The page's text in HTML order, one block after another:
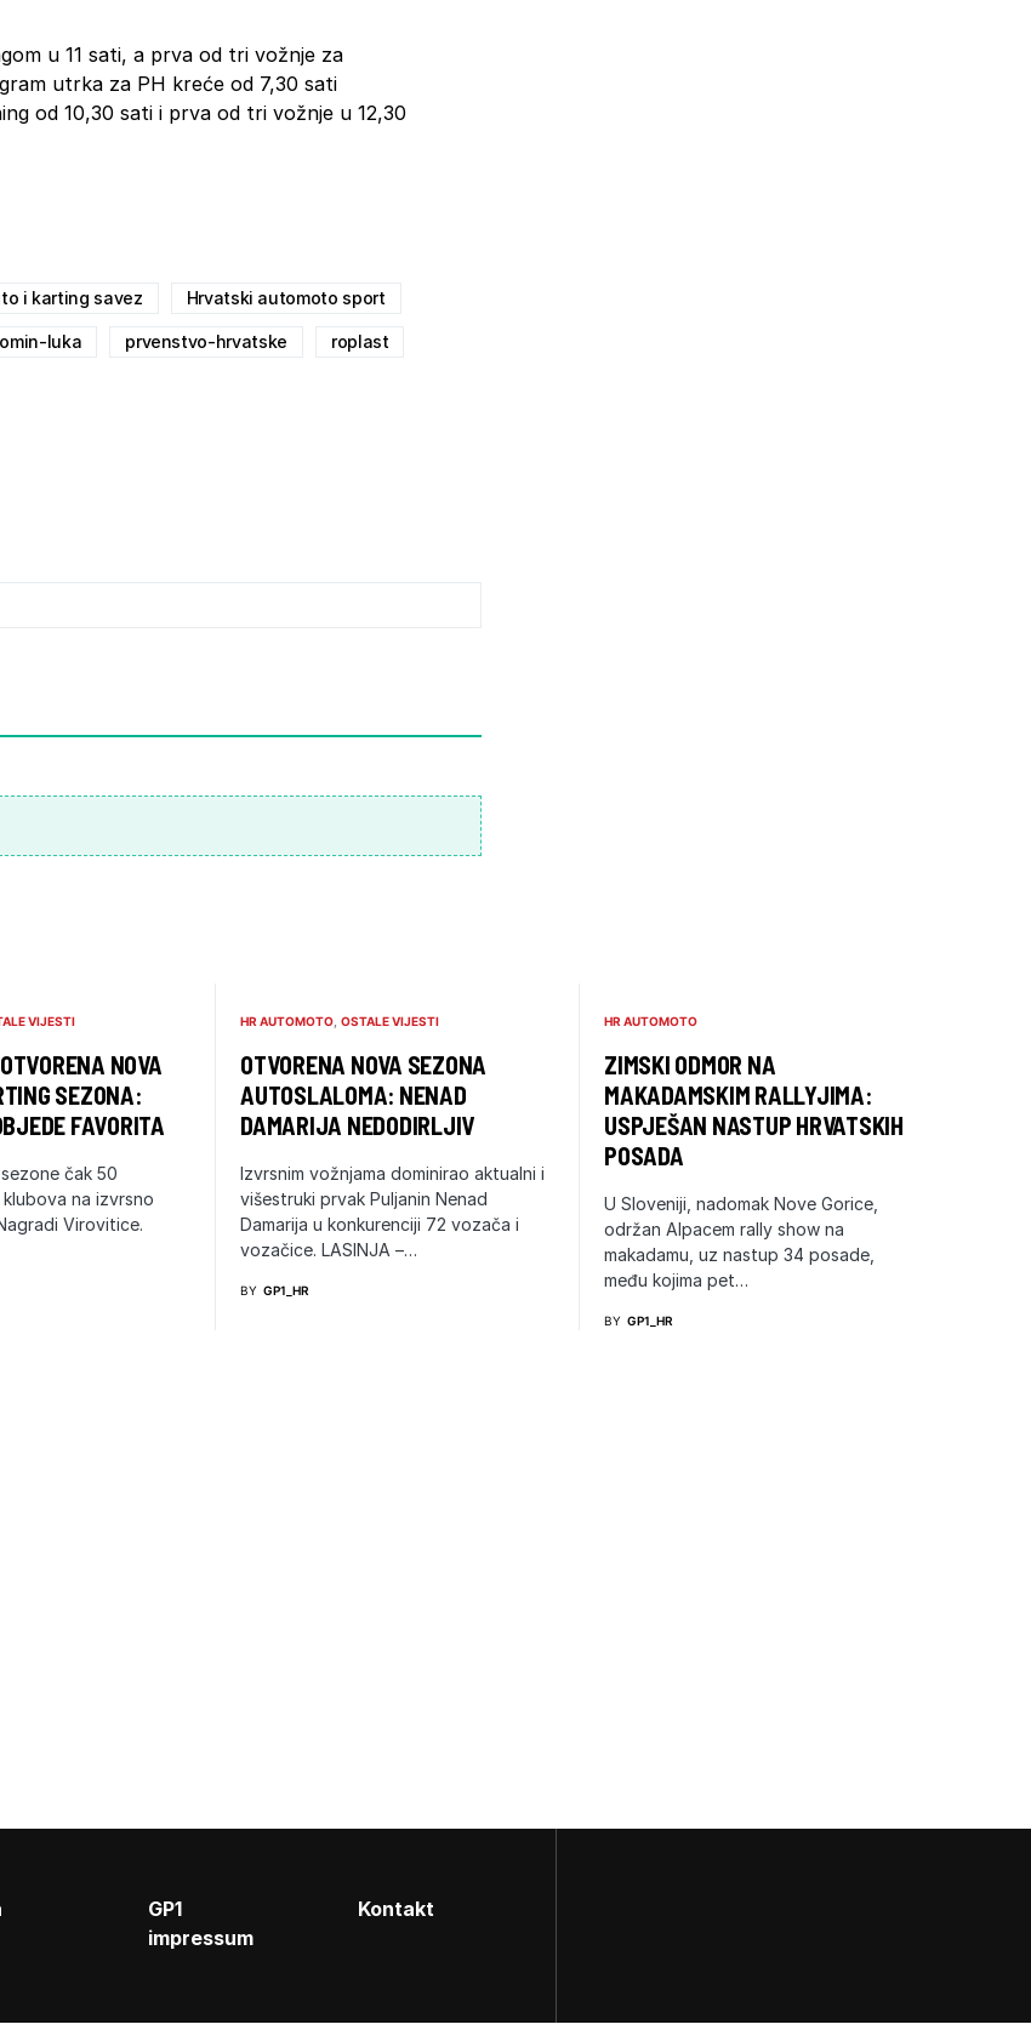
u 11 sati, a prva od tri vožnje za
utrka za PH kreće od 7,30 sati
od 10,30 sati i prva od tri vožnje u 12,30
i karting savez Hrvatski automoto sport
luka prvenstvo-hrvatske roplast
VIJESTI
NOVA
SEZONA:
FAVORITA
čak 50
na izvrsno
Virovitice.
HR AUTOMOTO OSTALE VIJESTI
OTVORENA NOVA SEZONA
AUTOSLALOMA: NENAD
DAMARIJA NEDODIRLJIV
Izvrsnim vožnjama dominirao aktualni i
višestruki prvak Puljanin Nenad
Damarija u konkurenciji 72 vozača i
vozačice. LASINJA –…
BY GP1_HR
HR AUTOMOTO
ZIMSKI ODMOR NA
MAKADAMSKIM RALLYJIMA:
USPJEŠAN NASTUP HRVATSKIH
POSADA
U Sloveniji, nadomak Nove Gorice,
održan Alpacem rally show na
makadamu, uz nastup 34 posade,
među kojima pet…
BY GP1_HR
GP1
impressum
Kontakt